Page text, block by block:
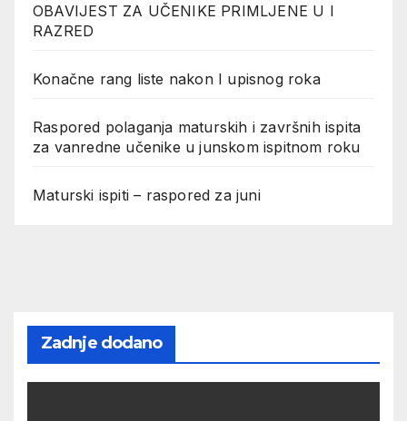
OBAVIJEST ZA UČENIKE PRIMLJENE U I
RAZRED
Konačne rang liste nakon I upisnog roka
Raspored polaganja maturskih i završnih ispita
za vanredne učenike u junskom ispitnom roku
Maturski ispiti – raspored za juni
Zadnje dodano